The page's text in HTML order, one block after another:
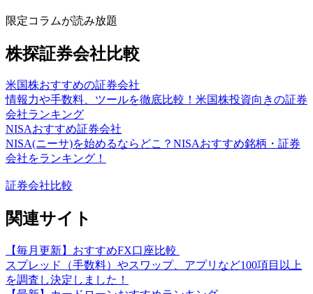
限定コラムが読み放題
株探証券会社比較
米国株おすすめの証券会社
情報力や手数料、ツールを徹底比較！米国株投資向きの証券
会社ランキング
NISAおすすめ証券会社
NISA(ニーサ)を始めるならどこ？NISAおすすめ銘柄・証券
会社をランキング！
証券会社比較
関連サイト
【毎月更新】おすすめFX口座比較
スプレッド（手数料）やスワップ、アプリなど100項目以上
を調査し決定しました！